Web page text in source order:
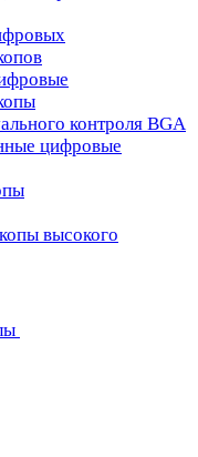
контроля BGA
цифровые
высокого